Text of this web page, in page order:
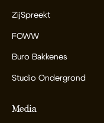
ZijSpreekt
FOWW
Buro Bakkenes
Studio Ondergrond
Media